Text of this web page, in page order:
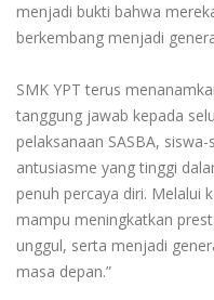
menjadi bukti bahwa
berkembang menjadi
SMK YPT terus
tanggung jawab kepada
pelaksanaan SASBA,
antusiasme yang tinggi
penuh percaya diri. Melalui
mampu meningkatkan
unggul, serta menjadi
masa depan.”